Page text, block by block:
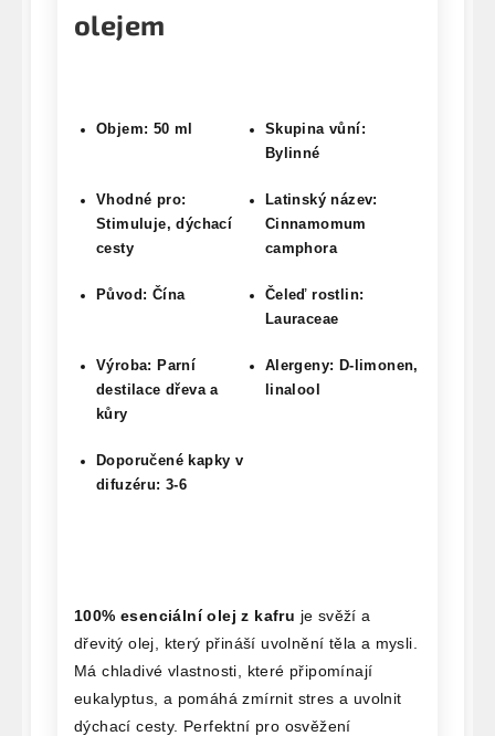
olejem
Objem: 50 ml
Skupina vůní:
Bylinné
Vhodné pro:
Stimuluje, dýchací
cesty
Latinský název:
Cinnamomum
camphora
Původ: Čína
Čeleď rostlin:
Lauraceae
Výroba: Parní
destilace dřeva a
kůry
Alergeny: D-limonen,
linalool
Doporučené kapky v
difuzéru: 3-6
100% esenciální olej z kafru je svěží a
dřevitý olej, který přináší uvolnění těla a mysli.
Má chladivé vlastnosti, které připomínají
eukalyptus, a pomáhá zmírnit stres a uvolnit
dýchací cesty. Perfektní pro osvěžení